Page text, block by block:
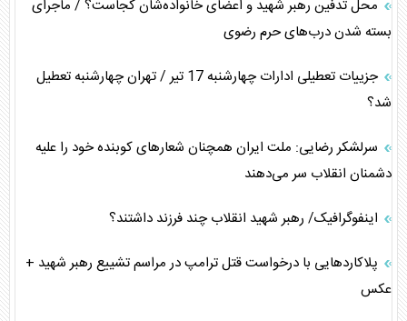
محل تدفین رهبر شهید و اعضای خانواده‌شان کجاست؟ / ماجرای
بسته شدن درب‌های حرم رضوی
جزییات تعطیلی ادارات چهارشنبه 17 تیر / تهران چهارشنبه تعطیل
شد؟
سرلشکر رضایی: ملت ایران همچنان شعار‌های کوبنده خود را علیه
دشمنان انقلاب سر می‌دهند
اینفوگرافیک/ رهبر شهید انقلاب چند فرزند داشتند؟
پلاکارد‌هایی با درخواست قتل ترامپ در مراسم تشییع رهبر شهید +
عکس